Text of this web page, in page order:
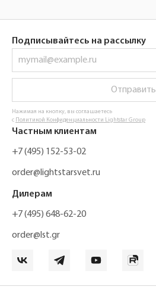
Подписывайтесь на рассылку
Отправить
Нажимая на кнопку, вы соглашаетесь
с Политикой Конфиденциальности Lightstar Group
Частным клиентам
+7 (495) 152-53-02
order@lightstarsvet.ru
Дилерам
+7 (495) 648-62-20
order@lst.gr